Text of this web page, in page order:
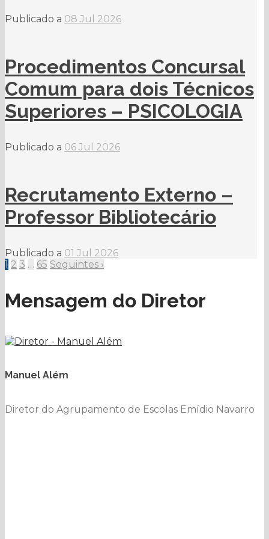
Publicado a 08 Jul 2026
Procedimentos Concursal
Comum para dois Técnicos
Superiores – PSICOLOGIA
Publicado a 06 Jul 2026
Recrutamento Externo –
Professor Bibliotecário
Publicado a 01 Jul 2026
1 2 3 … 65 Seguintes ›
Mensagem do Diretor
Manuel Além
Diretor do Agrupamento de Escolas Emídio Navarro